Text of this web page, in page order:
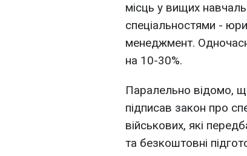
місць у вищих
спеціальностями -
менеджмент.
на 10-30%.
Паралельно відомо,
підписав закон про
військових, які
та безкоштовні